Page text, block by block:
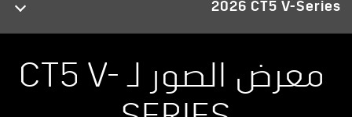
2026 CT5 V-Series
معرض الصور لـ CT5 V-